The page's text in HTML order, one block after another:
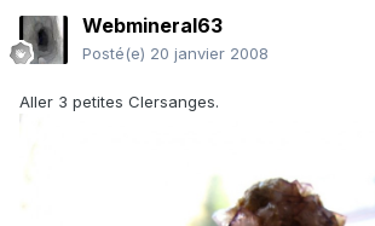
Webmineral63
Posté(e) 20 janvier 2008
Aller 3 petites Clersanges.